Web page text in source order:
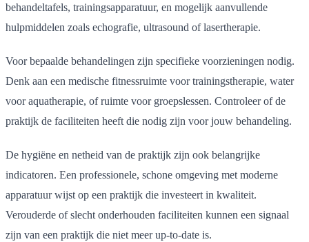
behandeltafels, trainingsapparatuur, en mogelijk aanvullende
hulpmiddelen zoals echografie, ultrasound of lasertherapie.
Voor bepaalde behandelingen zijn specifieke voorzieningen nodig.
Denk aan een medische fitnessruimte voor trainingstherapie, water
voor aquatherapie, of ruimte voor groepslessen. Controleer of de
praktijk de faciliteiten heeft die nodig zijn voor jouw behandeling.
De hygiëne en netheid van de praktijk zijn ook belangrijke
indicatoren. Een professionele, schone omgeving met moderne
apparatuur wijst op een praktijk die investeert in kwaliteit.
Verouderde of slecht onderhouden faciliteiten kunnen een signaal
zijn van een praktijk die niet meer up-to-date is.